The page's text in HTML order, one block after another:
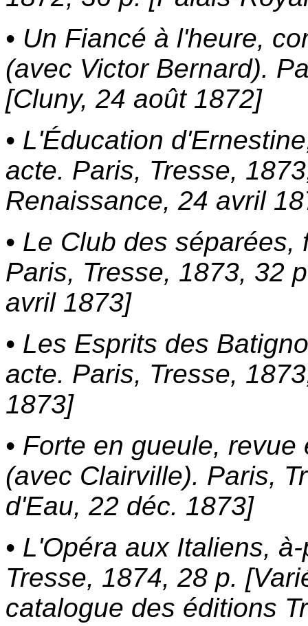
• Un Fiancé à l'heure,
(avec Victor Bernard).
[Cluny, 24 août 1872]
• L'Éducation
acte. Paris, Tresse,
Renaissance, 24 avril
• Le Club des
Paris, Tresse, 1873, 32
avril 1873]
• Les Esprits des
acte. Paris, Tresse,
1873]
• Forte en gueule,
(avec Clairville). Paris,
d'Eau, 22 déc. 1873]
• L'Opéra aux Italiens,
Tresse, 1874, 28 p.
catalogue des éditions